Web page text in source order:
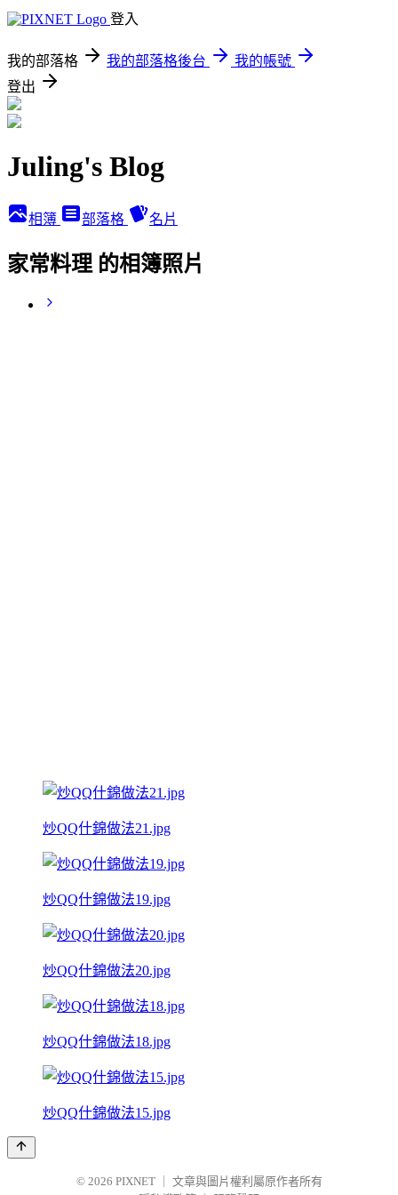
登入
我的部落格 我的部落格後台
我的帳號
登出
Juling's Blog
相簿 部落格 名片
家常料理 的相簿照片
炒QQ什錦做法21.jpg
炒QQ什錦做法19.jpg
炒QQ什錦做法20.jpg
炒QQ什錦做法18.jpg
炒QQ什錦做法15.jpg
© 2026 PIXNET
文章與圖片權利屬原作者所有